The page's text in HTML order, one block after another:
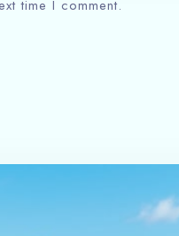
time I comment.